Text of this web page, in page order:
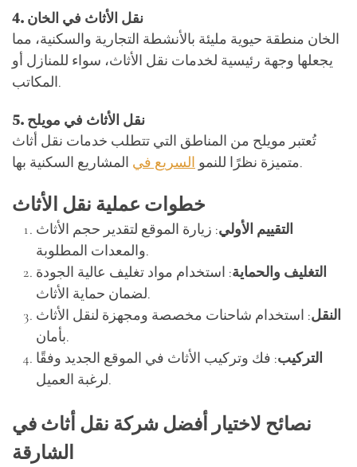
4. نقل الأثاث في الخان
الخان منطقة حيوية مليئة بالأنشطة التجارية والسكنية، مما
يجعلها وجهة رئيسية لخدمات نقل الأثاث، سواء للمنازل أو
المكاتب.
5. نقل الأثاث في مويلح
تُعتبر مويلح من المناطق التي تتطلب خدمات نقل أثاث
متميزة نظرًا للنمو السريع في المشاريع السكنية بها.
خطوات عملية نقل الأثاث
التقييم الأولي: زيارة الموقع لتقدير حجم الأثاث
والمعدات المطلوبة.
التغليف والحماية: استخدام مواد تغليف عالية الجودة
لضمان حماية الأثاث.
النقل: استخدام شاحنات مخصصة ومجهزة لنقل الأثاث
بأمان.
التركيب: فك وتركيب الأثاث في الموقع الجديد وفقًا
لرغبة العميل.
نصائح لاختيار أفضل شركة نقل أثاث في
الشارقة